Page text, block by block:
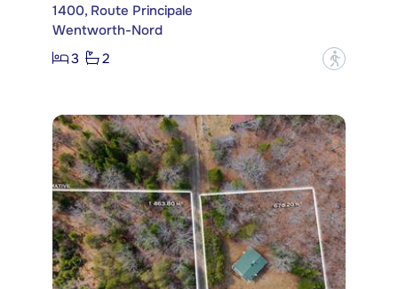
1400, Route Principale
Wentworth-Nord
3
2 ?